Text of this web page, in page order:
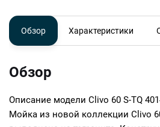
Обзор Характеристики
Обзор
Описание модели Clivo 60 S-TQ
Мойка из новой коллекции Clivo